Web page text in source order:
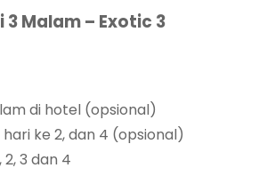
Malam – Exotic 3
di hotel (opsional)
ke 2, dan 4 (opsional)
3 dan 4